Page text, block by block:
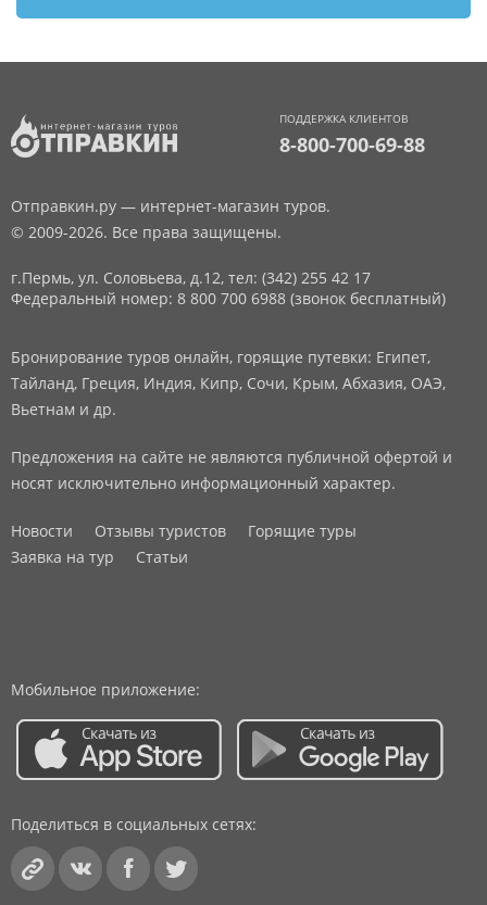
ПОДДЕРЖКА КЛИЕНТОВ
8-800-700-69-88
Отправкин.ру — интернет-магазин туров.
© 2009-2026. Все права защищены.
г.Пермь, ул. Соловьева, д.12, тел: (342) 255 42 17
Федеральный номер: 8 800 700 6988 (звонок бесплатный)
Бронирование туров онлайн, горящие путевки: Египет,
Тайланд, Греция, Индия, Кипр, Сочи, Крым, Абхазия, ОАЭ,
Вьетнам и др.
Предложения на сайте не являются публичной офертой и
носят исключительно информационный характер.
Новости Отзывы туристов
Горящие туры
Заявка на тур
Статьи
Мобильное приложение:
Поделиться в социальных сетях: